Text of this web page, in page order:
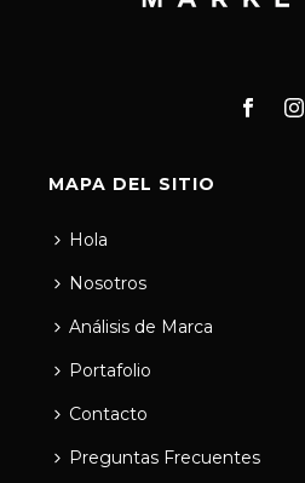
MAPA DEL SITIO
Hola
Nosotros
Análisis de Marca
Portafolio
Contacto
Preguntas Frecuentes